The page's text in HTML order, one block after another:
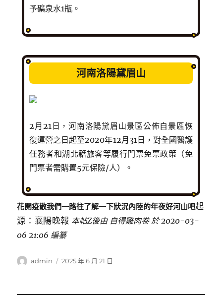
予礦泉水1瓶。
河南洛陽黛眉山
2月21日，河南洛陽黛眉山景區公佈自景區恢
復運營之日起至2020年12月31日，對全國醫護
任務者和湖北籍旅客等履行門票免票政策（免
門票者需購置5元保險/人）。
花開疫散我們一路往了解一下狀況內陸的年夜好河山吧起
源：襄陽晚報 本帖Z後由 自得雞肉卷 於 2020-03-
06 21:06 編纂
作
admin
發
2025 年 6 月 21 日